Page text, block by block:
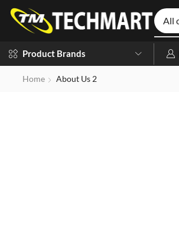
Product Brands
Home About Us 2